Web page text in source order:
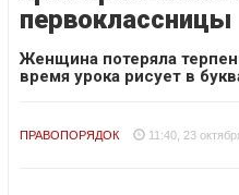
первоклассницы
Женщина потеряла
время урока рисует в
ПРАВОПОРЯДОК 11:40, 23